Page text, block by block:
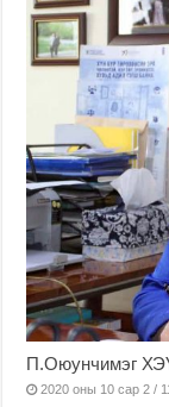
П.Оюунчимэг
2020 оны 10 сар 2 /